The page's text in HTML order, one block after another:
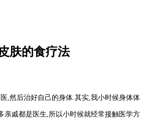
肤的食疗法
然后治好自己的身体.其实,我小时候身体体
亲戚都是医生,所以小时候就经常接触医学方